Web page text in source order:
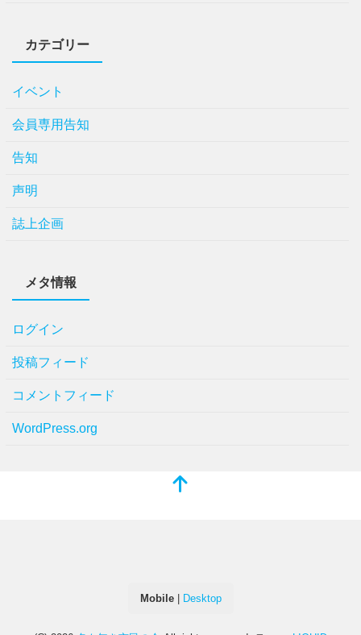
カテゴリー
イベント
会員専用告知
告知
声明
誌上企画
メタ情報
ログイン
投稿フィード
コメントフィード
WordPress.org
Mobile| Desktop